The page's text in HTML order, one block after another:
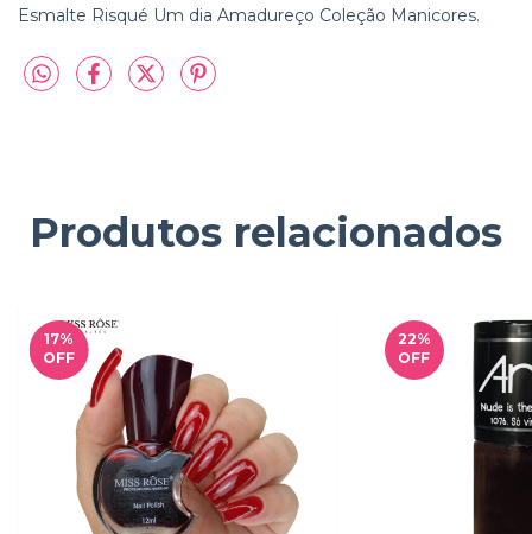
Esmalte Risqué Um dia Amadureço Coleção Manicores.
Produtos relacionados
17%
OFF
22%
OFF